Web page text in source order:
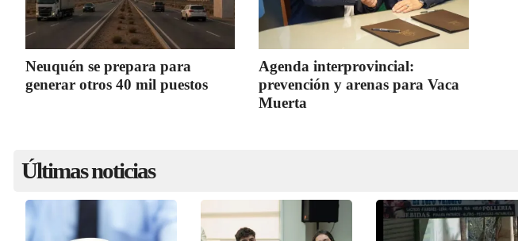
Neuquén se prepara para
generar otros 40 mil puestos
Agenda interprovincial:
prevención y arenas para Vaca
Muerta
Últimas noticias